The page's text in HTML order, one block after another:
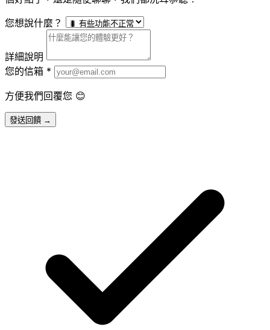
您想說什麼？
詳細說明
您的信箱 *
方便我們回覆您 😊
發送回饋 →